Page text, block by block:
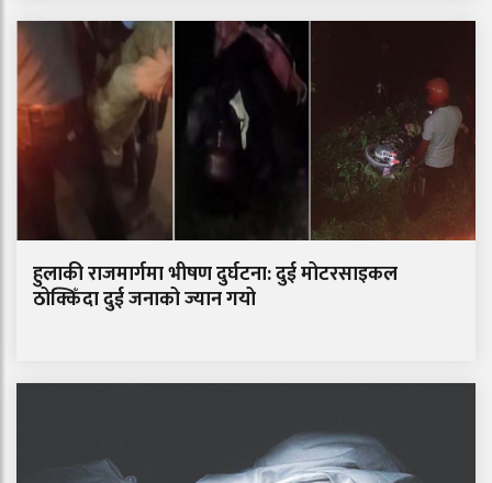
हुलाकी राजमार्गमा भीषण दुर्घटना: दुई मोटरसाइकल
ठोक्किँदा दुई जनाको ज्यान गयो